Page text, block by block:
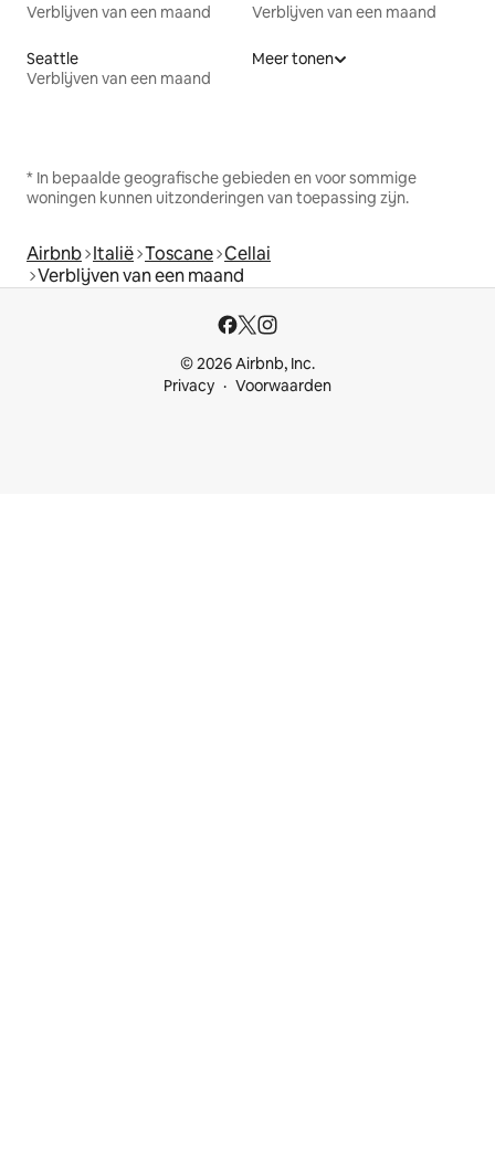
Verblijven van een maand
Verblijven van een maand
Seattle
Verblijven van een maand
Meer tonen
* In bepaalde geografische gebieden en voor sommige
woningen kunnen uitzonderingen van toepassing zijn.
Airbnb Italië Toscane Cellai
Verblijven van een maand
© 2026 Airbnb, Inc.
Privacy
Voorwaarden